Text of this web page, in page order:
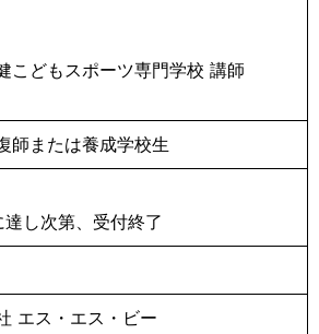
こどもスポーツ専門学校 講師
師または養成学校生
し次第、受付終了
エス・エス・ビー